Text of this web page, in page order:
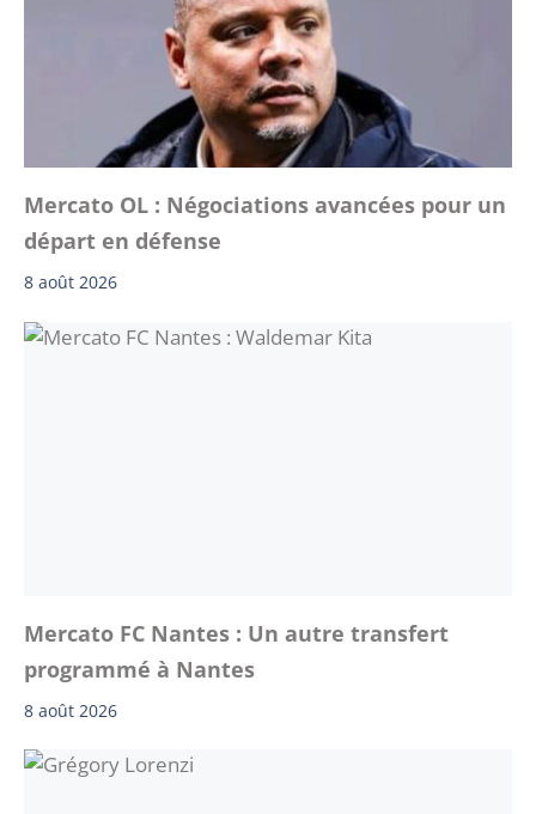
Mercato OL : Négociations avancées pour un
départ en défense
8 août 2026
Mercato FC Nantes : Un autre transfert
programmé à Nantes
8 août 2026